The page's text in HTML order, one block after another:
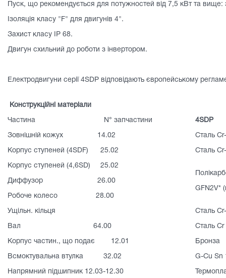
Пуск, що рекомендується для потужностей від 7,5 кВт та вище:
Ізоляція класу "F" для двигунів 4".
Захист класу ІР 68.
Двигун схильний до роботи з інвертором.
Електродвигуни серії 4SDP відповідають європейському
Конструкційні матеріали
Частина N° запчастини 4SDP
Зовнішній кожух 14.02 Сталь
Корпус ступеней (4SDF) 25.02 Сталь
Корпус ступеней (4,6SD) 25.02
Диффузор 26.00
Робоче колесо 28.00
GFN2V*
Ущільн. кільця Сталь
Вал 64.00 Сталь Cr
Корпус частин., що подає 12.01
Всмоктувальна втулка 32.02
Бронза
G-Cu Sn
Напрямний підшипник 12.03-12.30